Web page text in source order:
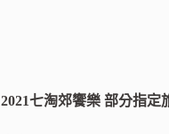
2021七淘郊饗樂 部分指定